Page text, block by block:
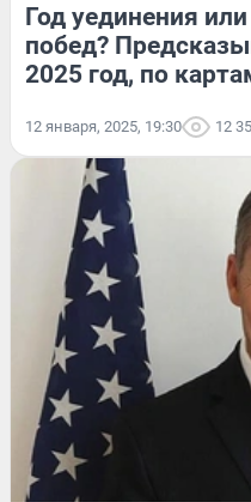
Год уединения
побед?
2025 год, по
12 января, 2025, 19:30 12